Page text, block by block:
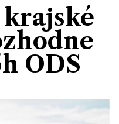
krajské
ODS